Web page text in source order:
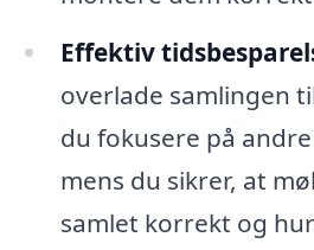
Effektiv
overlade samlingen
du fokusere på
mens du sikrer, at
samlet korrekt og